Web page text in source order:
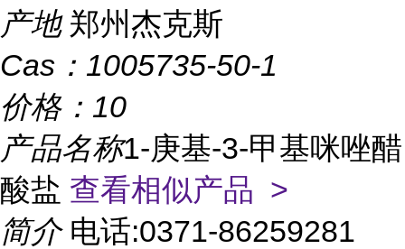
产地 郑州杰克斯
Cas： 1005735-50-1
价格： 10
产品名称1-庚基-3-甲基咪唑醋
酸盐 查看相似产品 >
简介 电话:0371-86259281